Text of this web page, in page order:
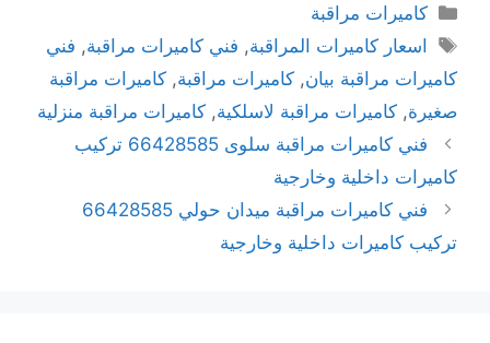
كاميرات مراقبة
اسعار كاميرات المراقبة, فني كاميرات مراقبة, فني
كاميرات مراقبة بيان, كاميرات مراقبة, كاميرات مراقبة
صغيرة, كاميرات مراقبة لاسلكية, كاميرات مراقبة منزلية
فني كاميرات مراقبة سلوى 66428585 تركيب
كاميرات داخلية وخارجية
فني كاميرات مراقبة ميدان حولي 66428585
تركيب كاميرات داخلية وخارجية